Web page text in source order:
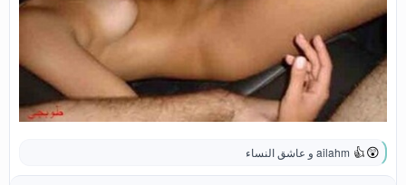
ا
ل
ailahm و عاشق النساء